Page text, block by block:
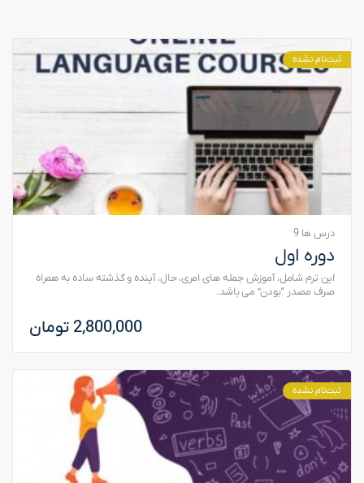
ثبت‌نام نشده
درس ها 9
دوره اول
این ترم شامل، آموزش جمله های امری، حال، آینده و گذشته ساده به همراه
صرف مصدر “بودن” می باشد.
2,800,000 تومان
ثبت‌نام نشده